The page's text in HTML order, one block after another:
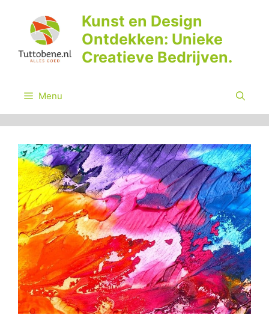
inhoud
Kunst en Design
Ontdekken: Unieke
Creatieve Bedrijven.
Menu